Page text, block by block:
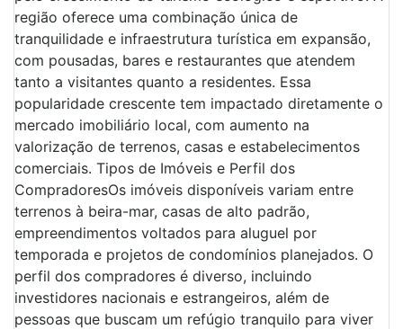
região oferece uma combinação única de
tranquilidade e infraestrutura turística em expansão,
com pousadas, bares e restaurantes que atendem
tanto a visitantes quanto a residentes. Essa
popularidade crescente tem impactado diretamente o
mercado imobiliário local, com aumento na
valorização de terrenos, casas e estabelecimentos
comerciais. Tipos de Imóveis e Perfil dos
CompradoresOs imóveis disponíveis variam entre
terrenos à beira-mar, casas de alto padrão,
empreendimentos voltados para aluguel por
temporada e projetos de condomínios planejados. O
perfil dos compradores é diverso, incluindo
investidores nacionais e estrangeiros, além de
pessoas que buscam um refúgio tranquilo para viver